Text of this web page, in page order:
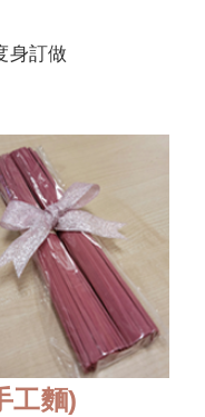
身訂做
工麵)